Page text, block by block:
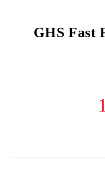
GHS Fast